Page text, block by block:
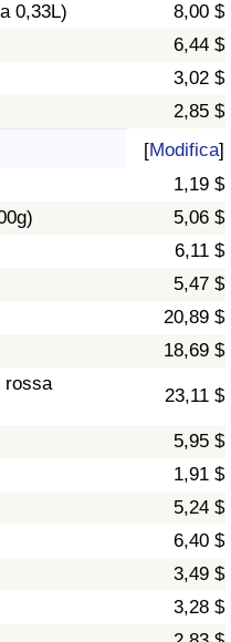
0,33L)
8,00 $
6,44 $
3,02 $
2,85 $
[Modifica]
1,19 $
5,06 $
6,11 $
5,47 $
20,89 $
18,69 $
rossa
23,11 $
5,95 $
1,91 $
5,24 $
6,40 $
3,49 $
3,28 $
(Corrente)
(Corrente)
per